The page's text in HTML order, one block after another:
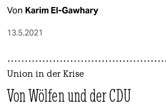
Von Karim El-Gawhary
13.5.2021
Union in der Krise
Von Wölfen und der CDU